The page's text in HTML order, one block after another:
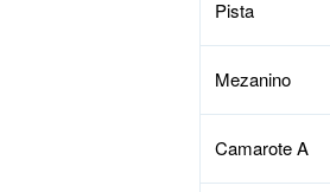
Pista
Mezanino
Camarote A